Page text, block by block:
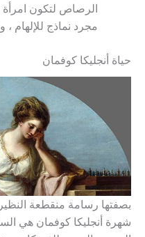
الرصاص لتكون
مجرد نماذج للإلهام
حياة أنجليكا كوفمان
بصفتها رسامة منقطعة
شهرة أنجليكا كوفمان هي